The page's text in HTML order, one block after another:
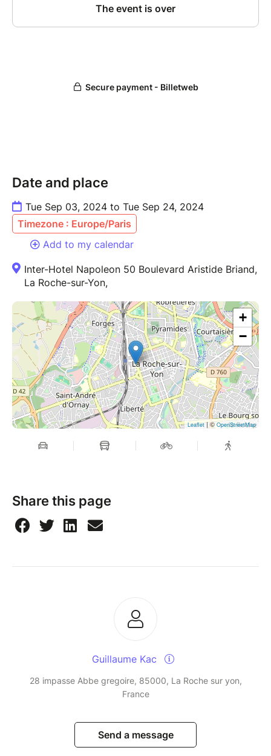
Date and place
Tue Sep 03, 2024 to Tue Sep 24, 2024
Timezone : Europe/Paris
Add to my calendar
Inter-Hotel Napoleon 50 Boulevard Aristide Briand,
La Roche-sur-Yon,
+
−
Leaflet| ©OpenStreetMap
Share this page
Guillaume Kac
28 impasse Abbe gregoire, 85000, La Roche sur yon,
France
Send a message